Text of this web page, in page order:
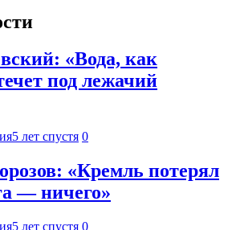
«Вода, как
под лежачий
5 лет спустя 0
«Кремль потерял
— ничего»
5 лет спустя 0